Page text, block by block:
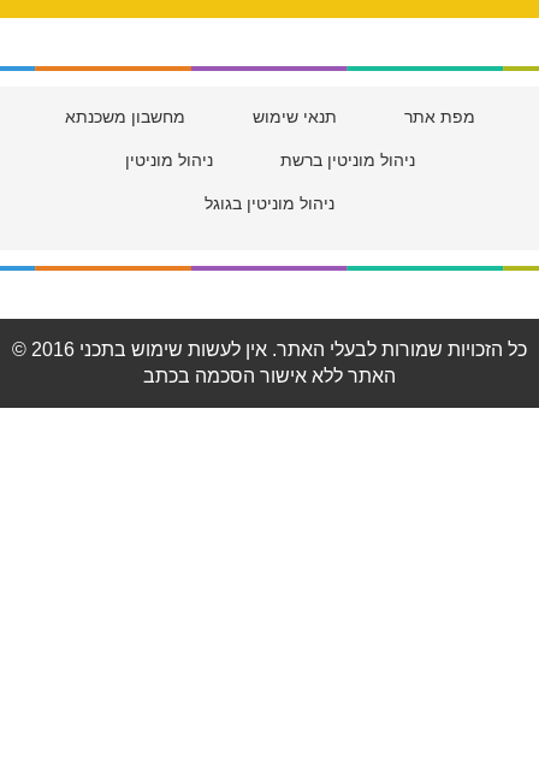
מפת אתר תנאי שימוש מחשבון משכנתא
ניהול מוניטין ברשת ניהול מוניטין
ניהול מוניטין בגוגל
© 2016 כל הזכויות שמורות לבעלי האתר. אין לעשות שימוש בתכני
האתר ללא אישור הסכמה בכתב